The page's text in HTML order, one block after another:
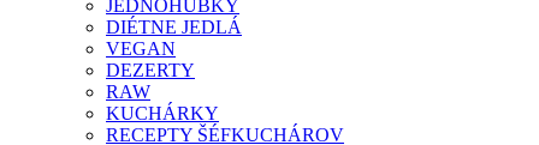
JEDNOHUBKY
DIÉTNE JEDLÁ
VEGAN
DEZERTY
RAW
KUCHÁRKY
RECEPTY ŠÉFKUCHÁROV